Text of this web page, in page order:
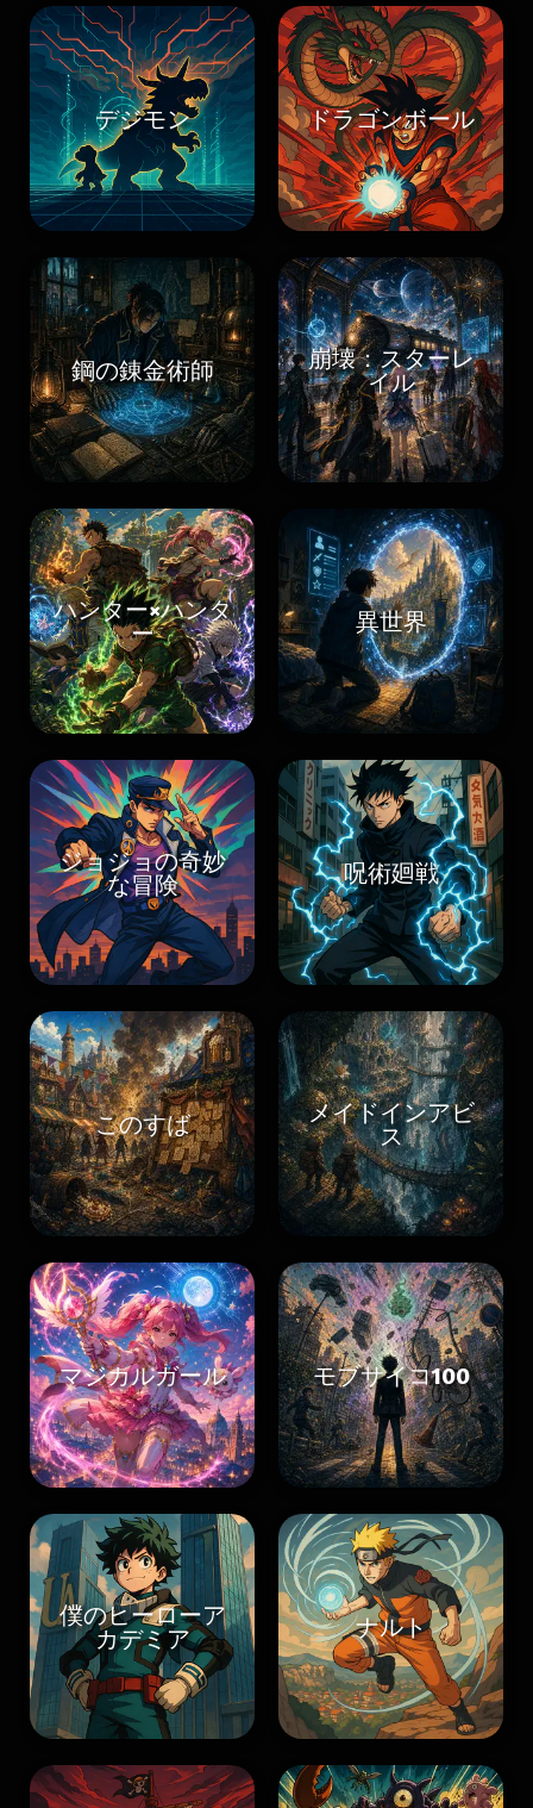
デジモン ドラゴンボール
鋼の錬金術師
崩壊：スターレ
イル
ハンター×ハンタ
ー
異世界
ジョジョの奇妙
な冒険
呪術廻戦
このすば
メイドインアビ
ス
マジカルガール モブサイコ100
僕のヒーローア
カデミア
ナルト